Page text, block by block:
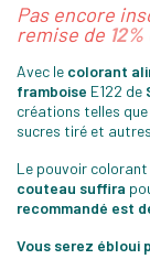
Pas encore
remise de 12%
Avec le colorant
framboise E122 de
créations telles
sucres tiré et
Le pouvoir
couteau suffira
recommandé est
Vous serez ébloui